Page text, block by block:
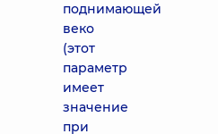
поднимающей
веко
(этот
параметр
имеет
значение
при